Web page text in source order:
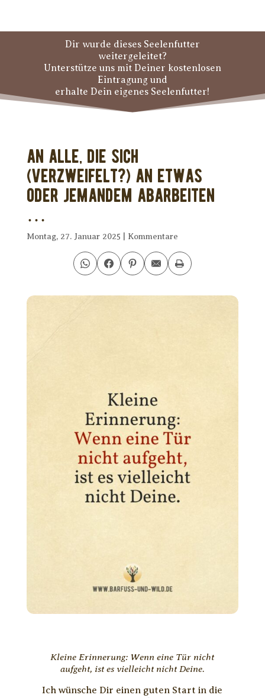
Dir wurde dieses Seelenfutter
weitergeleitet?
Unterstütze uns mit Deiner kostenlosen
Eintragung und
erhalte Dein eigenes Seelenfutter!
An alle, die sich
(verzweifelt?) an etwas
oder jemandem abarbeiten
…
Montag, 27. Januar 2025 Kommentare
Kleine Erinnerung: Wenn eine Tür nicht
aufgeht, ist es vielleicht nicht Deine.
Ich wünsche Dir einen guten Start in die